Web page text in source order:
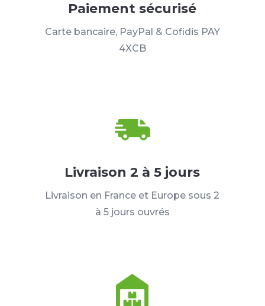
Paiement sécurisé
Carte bancaire, PayPal & Cofidis PAY
4XCB
Livraison 2 à 5 jours
Livraison en France et Europe sous 2
à 5 jours ouvrés